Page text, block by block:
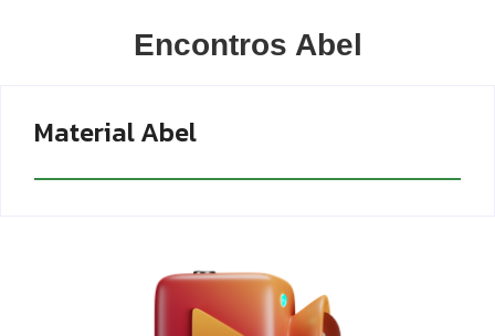
Encontros Abel
Material Abel